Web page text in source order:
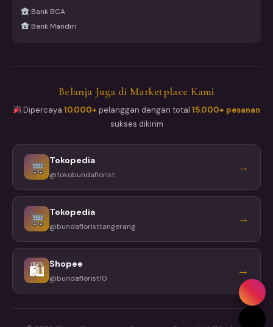
Bank BCA
Bank Mandiri
Belanja Juga di Marketplace Kami
Dipercaya10.000+ pelanggan dengan total15.000+ pesanan
sukses dikirim
Tokopedia
@tokobundaflorist →
Tokopedia
@bundafloristtangerang →
🛍 Shopee
@bundaflorist10 →